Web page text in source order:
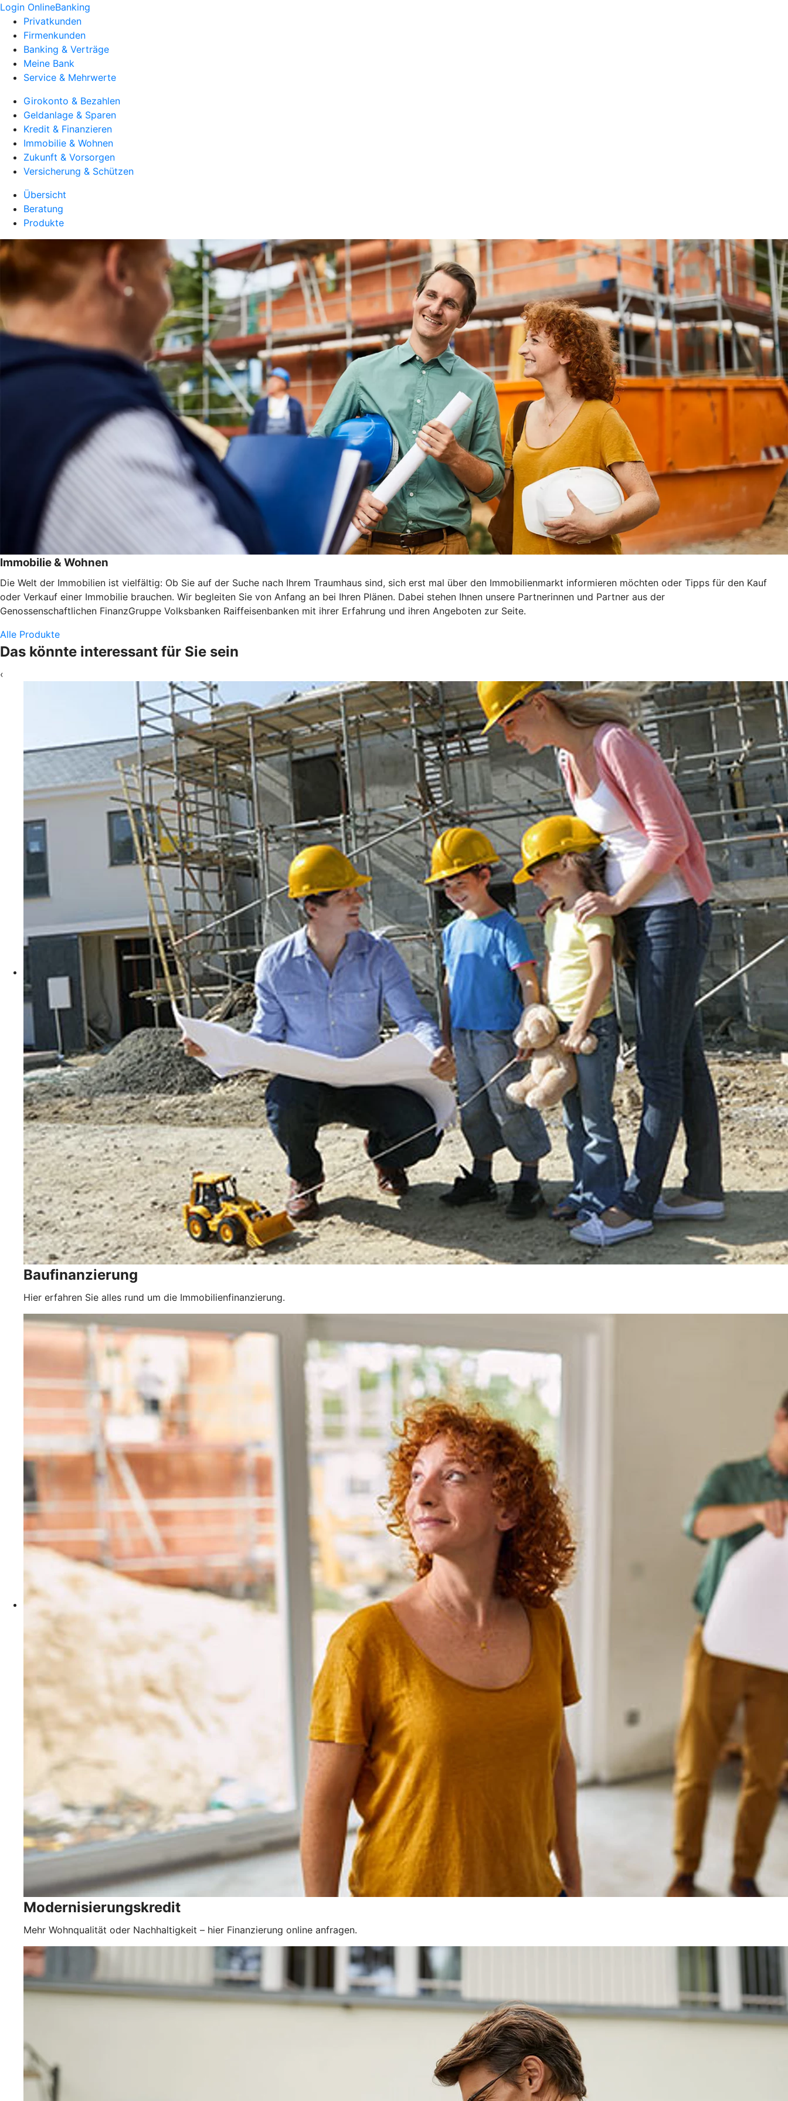
Login OnlineBanking
Privatkunden
Firmenkunden
Banking & Verträge
Meine Bank
Service & Mehrwerte
Girokonto & Bezahlen
Geldanlage & Sparen
Kredit & Finanzieren
Immobilie & Wohnen
Zukunft & Vorsorgen
Versicherung & Schützen
Übersicht
Beratung
Produkte
Immobilie & Wohnen
Die Welt der Immobilien ist vielfältig: Ob Sie auf der Suche nach Ihrem Traumhaus sind, sich erst mal über den Immobilienmarkt informieren möchten oder Tipps für den Kauf
oder Verkauf einer Immobilie brauchen. Wir begleiten Sie von Anfang an bei Ihren Plänen. Dabei stehen Ihnen unsere Partnerinnen und Partner aus der
Genossenschaftlichen FinanzGruppe Volksbanken Raiffeisenbanken mit ihrer Erfahrung und ihren Angeboten zur Seite.
Alle Produkte
Das könnte interessant für Sie sein
‹
Baufinanzierung
Hier erfahren Sie alles rund um die Immobilienfinanzierung.
Modernisierungskredit
Mehr Wohnqualität oder Nachhaltigkeit – hier Finanzierung online anfragen.